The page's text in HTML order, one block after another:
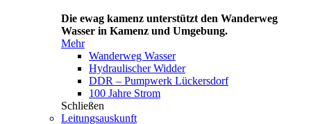
Die ewag kamenz unterstützt den Wanderweg
Wasser in Kamenz und Umgebung.
Mehr
Wanderweg Wasser
Hydraulischer Widder
DDR – Pumpwerk Lückersdorf
100 Jahre Strom
Schließen
Leitungsauskunft